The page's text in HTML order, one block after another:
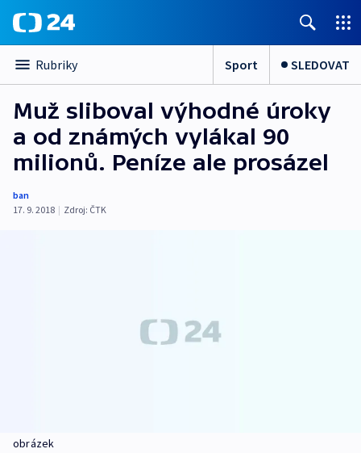
Rubriky Sport SLEDOVAT
Muž sliboval výhodné úroky
a od známých vylákal 90
milionů. Peníze ale prosázel
ban
17. 9. 2018 | Zdroj: ČTK
obrázek